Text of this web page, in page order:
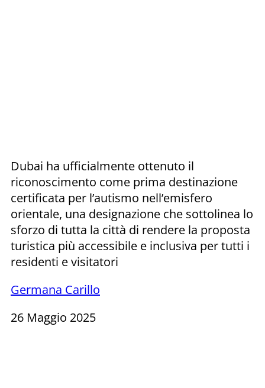
Dubai ha ufficialmente ottenuto il
riconoscimento come prima destinazione
certificata per l’autismo nell’emisfero
orientale, una designazione che sottolinea lo
sforzo di tutta la città di rendere la proposta
turistica più accessibile e inclusiva per tutti i
residenti e visitatori
Germana Carillo
26 Maggio 2025